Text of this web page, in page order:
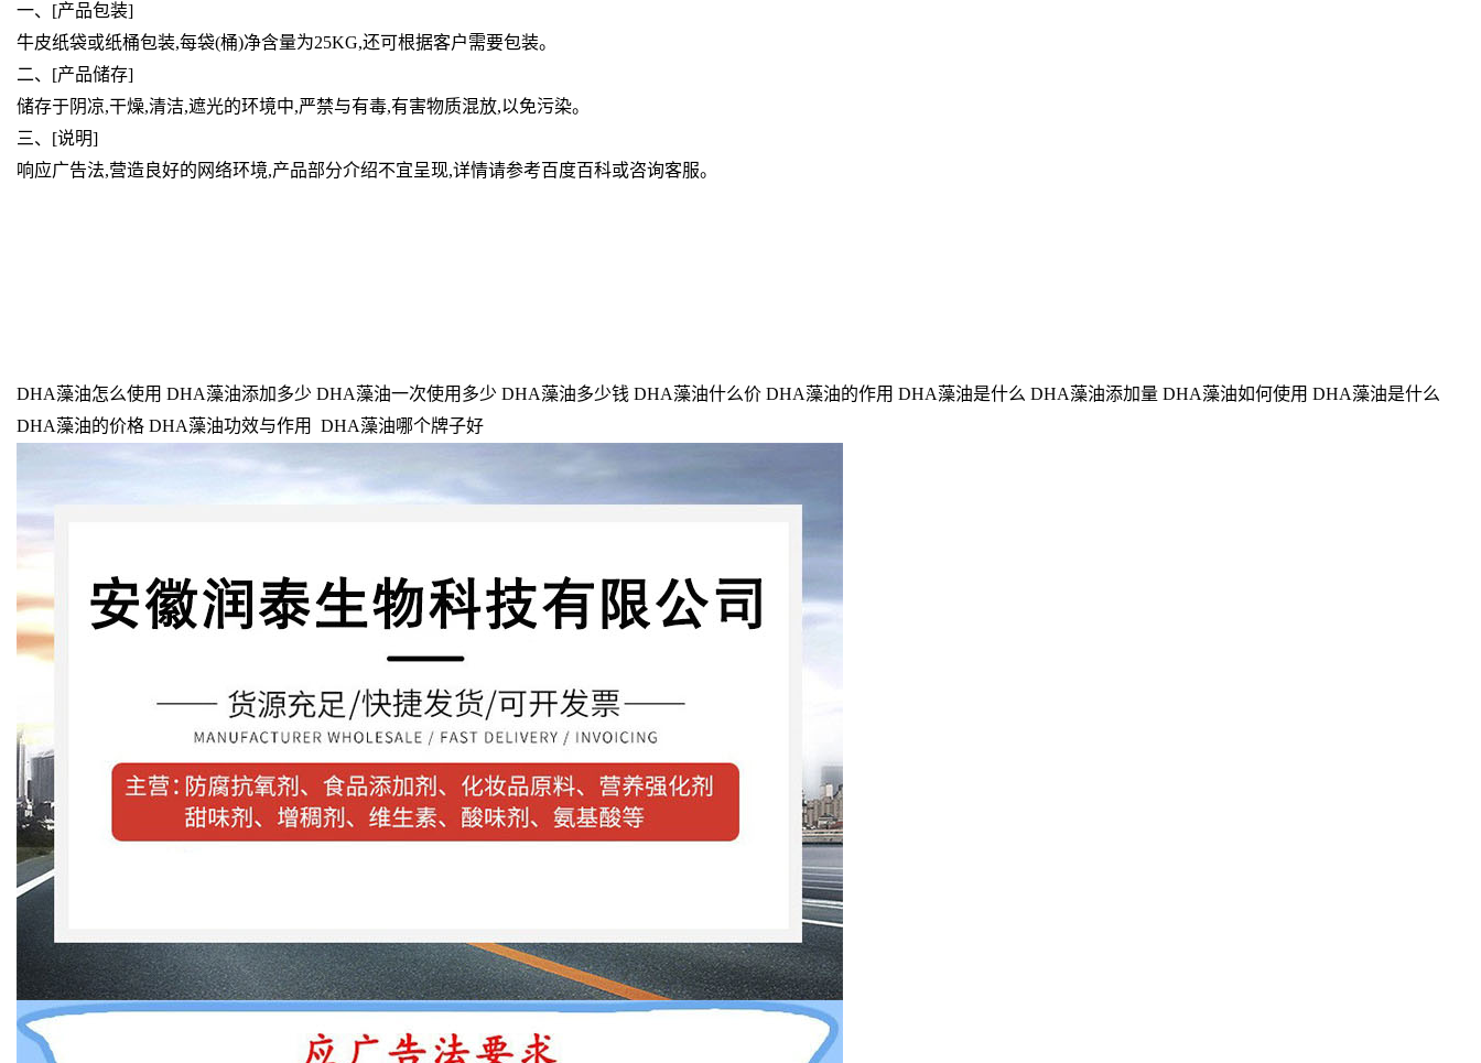
一、[产品包装]
牛皮纸袋或纸桶包装,每袋(桶)净含量为25KG,还可根据客户需要包装。
二、 [产品储存]
储存于阴凉,干燥,清洁,遮光的环境中,严禁与有毒,有害物质混放,以免污染。
三、[说明]
响应广告法,营造良好的网络环境,产品部分介绍不宜呈现,详情请参考百度百科或咨询客服。
DHA藻油怎么使用 DHA藻油添加多少 DHA藻油一次使用多少 DHA藻油多少钱 DHA藻油什么价 DHA藻油的作用 DHA藻油是什么 DHA藻油添加量 DHA藻油如何使用 DHA藻油是什么
DHA藻油的价格 DHA藻油功效与作用 DHA藻油哪个牌子好